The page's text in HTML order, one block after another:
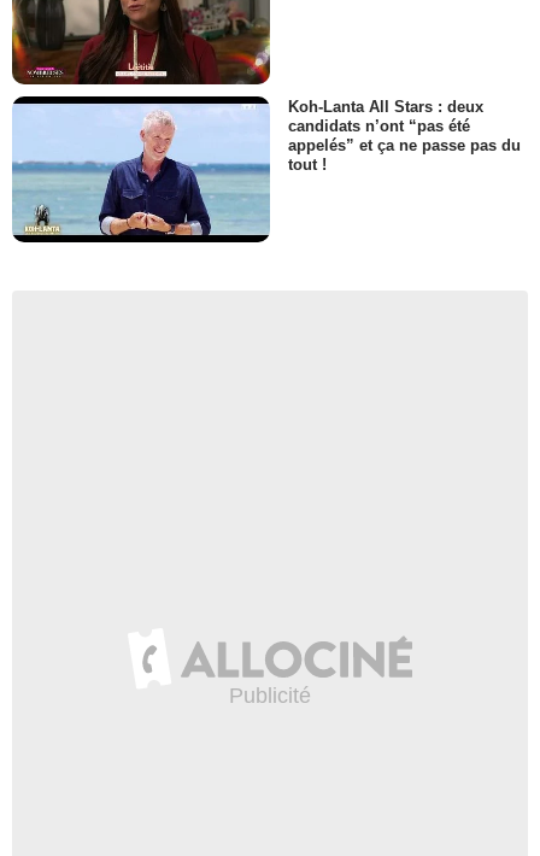
Koh-Lanta All Stars : deux
candidats n’ont “pas été
appelés” et ça ne passe pas du
tout !